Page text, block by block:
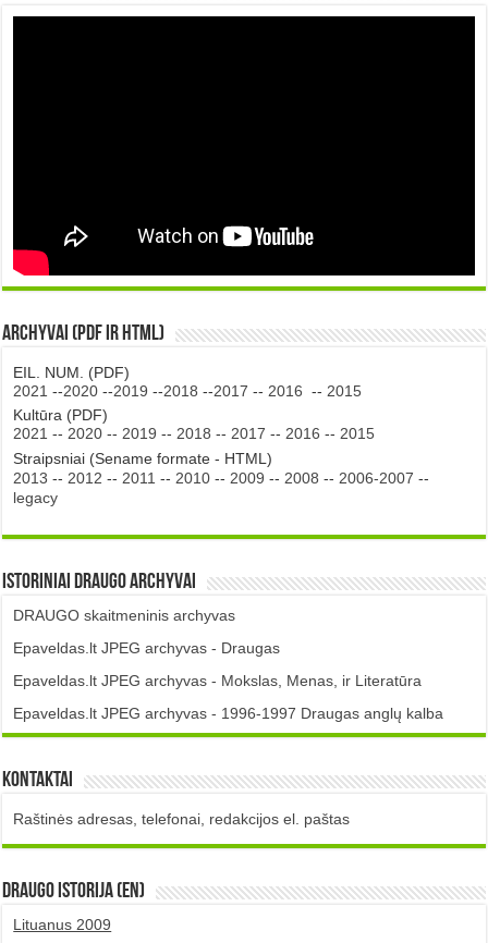
Archyvai (PDF ir HTML)
EIL. NUM. (PDF)
2021 --2020 --2019 --2018 --2017 -- 2016 -- 2015
Kultūra (PDF)
2021 -- 2020 -- 2019 -- 2018 -- 2017 -- 2016 -- 2015
Straipsniai (Sename formate - HTML)
2013 -- 2012 -- 2011 -- 2010 -- 2009 -- 2008 -- 2006-2007 --
legacy
Istoriniai DRAUGO Archyvai
DRAUGO skaitmeninis archyvas
Epaveldas.lt JPEG archyvas - Draugas
Epaveldas.lt JPEG archyvas - Mokslas, Menas, ir Literatūra
Epaveldas.lt JPEG archyvas - 1996-1997 Draugas anglų kalba
Kontaktai
Raštinės adresas, telefonai, redakcijos el. paštas
DRAUGO istorija (EN)
Lituanus 2009